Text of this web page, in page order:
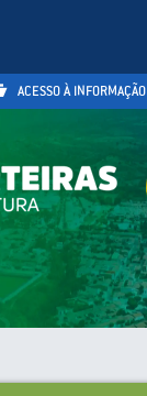
ACESSO À INFORMAÇÃO